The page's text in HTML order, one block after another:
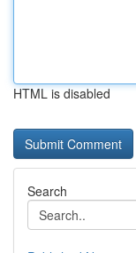
HTML is disabled
Search